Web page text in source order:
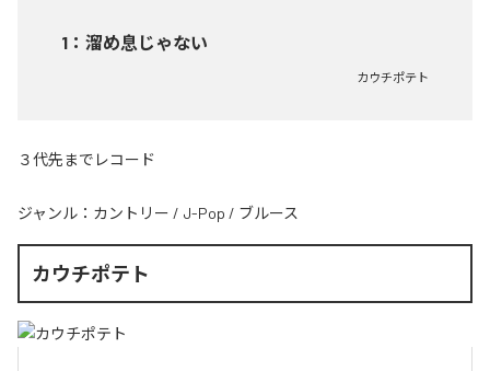
1 ： 溜め息じゃない
カウチポテト
３代先までレコード
ジャンル： カントリー / J-Pop / ブルース
カウチポテト